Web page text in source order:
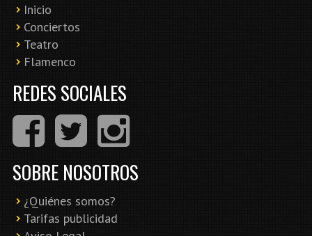
Inicio
Conciertos
Teatro
Flamenco
REDES SOCIALES
SOBRE NOSOTROS
¿Quiénes somos?
Tarifas publicidad